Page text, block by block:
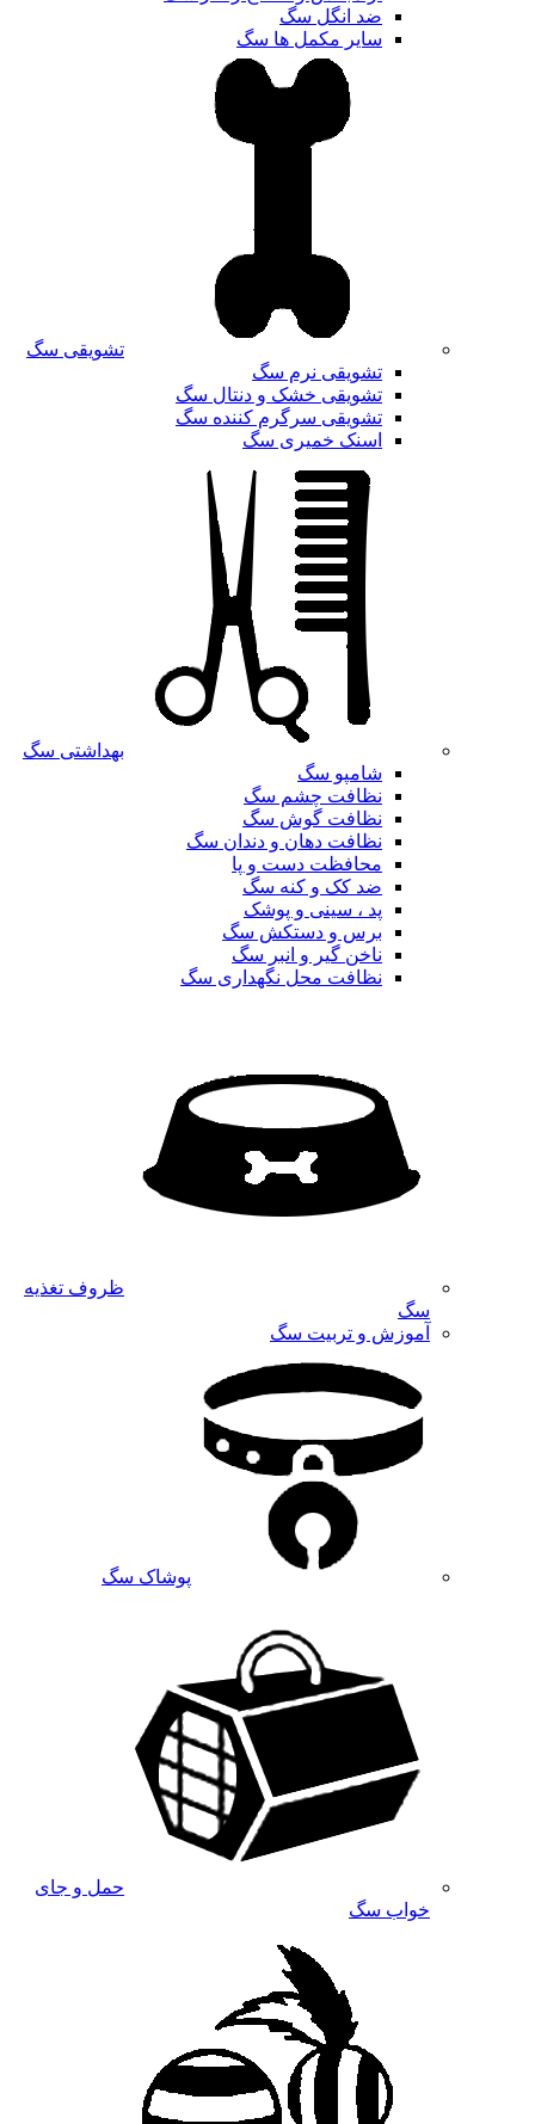
ضد انگل سگ
سایر مکمل ها سگ
تشویقی سگ
تشویقی نرم سگ
تشویقی خشک و دنتال سگ
تشویقی سرگرم کننده سگ
اسنک خمیری سگ
بهداشتی سگ
شامپو سگ
نظافت چشم سگ
نظافت گوش سگ
نظافت دهان و دندان سگ
محافظت دست و پا
ضد کک و کنه سگ
پد ، سینی و پوشک
برس و دستکش سگ
ناخن گیر و انبر سگ
نظافت محل نگهداری سگ
ظروف تغذیه
سگ
آموزش و تربیت سگ
پوشاک سگ
حمل و جای
خواب سگ